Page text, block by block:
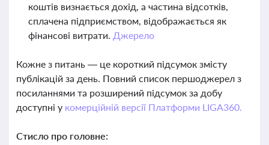
коштів визнається дохід, а частина відсотків,
сплачена підприємством, відображається як
фінансові витрати. Джерело
Кожне з питань — це короткий підсумок змісту
публікацій за день. Повний список першоджерел з
посиланнями та розширений підсумок за добу
доступні у комерційній версії Платформи LIGA360.
Стисло про головне: